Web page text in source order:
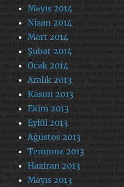
Mayıs 2014
Nisan 2014
Mart 2014
Şubat 2014
Ocak 2014
Aralık 2013
Kasım 2013
Ekim 2013
Eylül 2013
Ağustos 2013
Temmuz 2013
Haziran 2013
Mayıs 2013